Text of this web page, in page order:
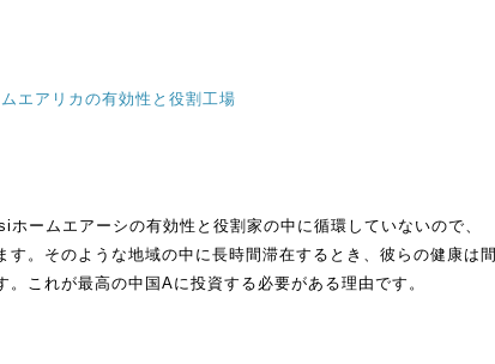
エアリカの有効性と役割工場
ームエアーシの有効性と役割家の中に循環していないので、
す。そのような地域の中に長時間滞在するとき、彼らの健康は間
。これが最高の中国Aに投資する必要がある理由です。